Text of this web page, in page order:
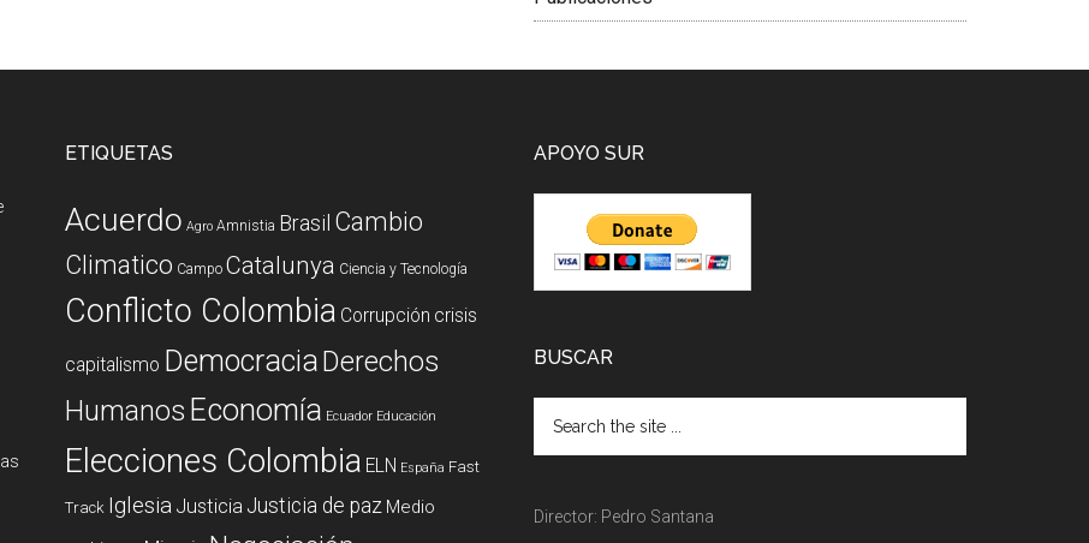
ETIQUETAS
Acuerdo Agro Amnistia Brasil Cambio
Climatico Campo Catalunya Ciencia y Tecnología
Conflicto Colombia Corrupción crisis
capitalismo DemocraciaDerechos
Humanos Economía Ecuador Educación
Elecciones Colombia ELN España Fast
Track Iglesia Justicia Justicia de paz Medio
APOYO SUR
BUSCAR
Director: Pedro Santana